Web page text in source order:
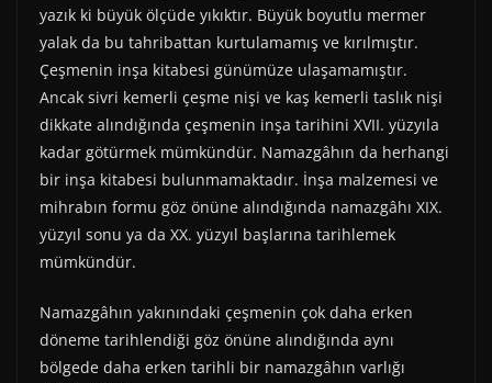
yazık ki büyük ölçüde yıkıktır. Büyük boyutlu mermer
yalak da bu tahribattan kurtulamamış ve kırılmıştır.
Çeşmenin inşa kitabesi günümüze ulaşamamıştır.
Ancak sivri kemerli çeşme nişi ve kaş kemerli taslık nişi
dikkate alındığında çeşmenin inşa tarihini XVII. yüzyıla
kadar götürmek mümkündür. Namazgâhın da herhangi
bir inşa kitabesi bulunmamaktadır. İnşa malzemesi ve
mihrabın formu göz önüne alındığında namazgâhı XIX.
yüzyıl sonu ya da XX. yüzyıl başlarına tarihlemek
mümkündür.
Namazgâhın yakınındaki çeşmenin çok daha erken
döneme tarihlendiği göz önüne alındığında aynı
bölgede daha erken tarihli bir namazgâhın varlığı